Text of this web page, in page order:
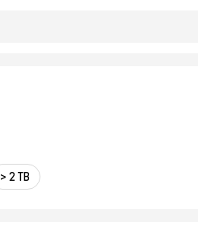
> 2 TB